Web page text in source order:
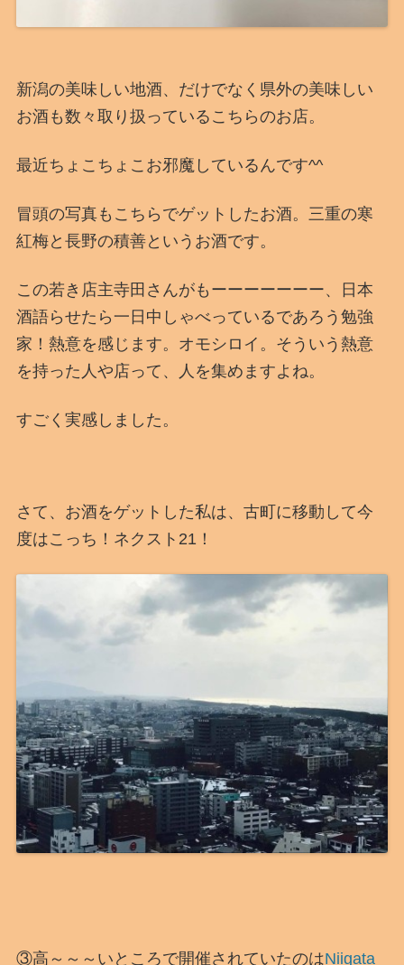
新潟の美味しい地酒、だけでなく県外の美味しい
お酒も数々取り扱っているこちらのお店。
最近ちょこちょこお邪魔しているんです^^
冒頭の写真もこちらでゲットしたお酒。三重の寒
紅梅と長野の積善というお酒です。
この若き店主寺田さんがもーーーーーーー、日本
酒語らせたら一日中しゃべっているであろう勉強
家！熱意を感じます。オモシロイ。そういう熱意
を持った人や店って、人を集めますよね。
すごく実感しました。
さて、お酒をゲットした私は、古町に移動して今
度はこっち！ネクスト21！
③高～～～いところで開催されていたのはNiigata